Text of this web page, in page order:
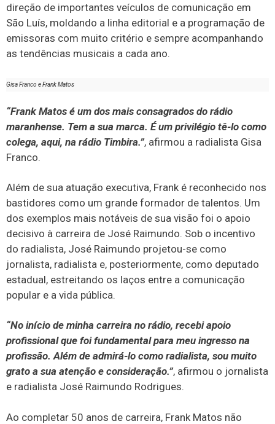
direção de importantes veículos de comunicação em
São Luís, moldando a linha editorial e a programação de
emissoras com muito critério e sempre acompanhando
as tendências musicais a cada ano.
Gisa Franco e Frank Matos
“Frank Matos é um dos mais consagrados do rádio
maranhense. Tem a sua marca. É um privilégio tê-lo como
colega, aqui, na rádio Timbira.”, afirmou a radialista Gisa
Franco.
Além de sua atuação executiva, Frank é reconhecido nos
bastidores como um grande formador de talentos. Um
dos exemplos mais notáveis de sua visão foi o apoio
decisivo à carreira de José Raimundo. Sob o incentivo
do radialista, José Raimundo projetou-se como
jornalista, radialista e, posteriormente, como deputado
estadual, estreitando os laços entre a comunicação
popular e a vida pública.
“No início de minha carreira no rádio, recebi apoio
profissional que foi fundamental para meu ingresso na
profissão. Além de admirá-lo como radialista, sou muito
grato a sua atenção e consideração.”, afirmou o jornalista
e radialista José Raimundo Rodrigues.
Ao completar 50 anos de carreira, Frank Matos não